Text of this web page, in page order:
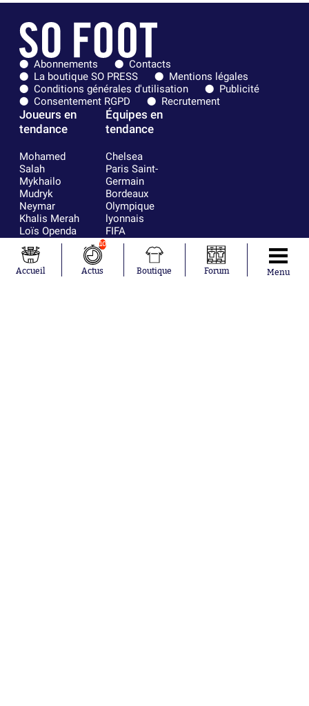
Abonnements
Contacts
La boutique SO PRESS
Mentions légales
Conditions générales d'utilisation
Publicité
Consentement RGPD
Recrutement
Joueurs en
tendance
Mohamed
Salah
Mykhailo
Mudryk
Neymar
Khalis Merah
Loïs Openda
Moussa
Niakhaté
Nicolás
Tagliafico
Équipes en
tendance
Chelsea
Paris Saint-
Germain
Bordeaux
Olympique
lyonnais
FIFA
Real Madrid
RC Strasbourg
AC Milan
France
Accueil
10
Actus Boutique Forum Menu